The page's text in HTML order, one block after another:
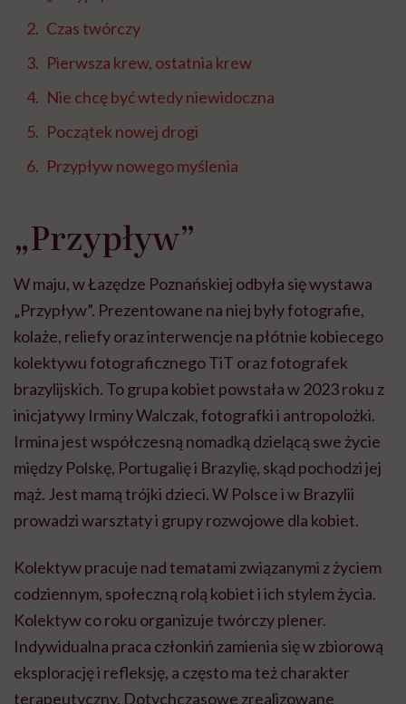
Czas twórczy
Pierwsza krew, ostatnia krew
Nie chcę być wtedy niewidoczna
Początek nowej drogi
Przypływ nowego myślenia
„Przypływ”
W maju, w Łazędze Poznańskiej odbyła się wystawa
„Przypływ”. Prezentowane na niej były fotografie,
kolaże, reliefy oraz interwencje na płótnie kobiecego
kolektywu fotograficznego TiT oraz fotografek
brazylijskich. To grupa kobiet powstała w 2023 roku z
inicjatywy Irminy Walczak, fotografki i antropolożki.
Irmina jest współczesną nomadką dzielącą swe życie
między Polskę, Portugalię i Brazylię, skąd pochodzi jej
mąż. Jest mamą trójki dzieci. W Polsce i w Brazylii
prowadzi warsztaty i grupy rozwojowe dla kobiet.
Kolektyw pracuje nad tematami związanymi z życiem
codziennym, społeczną rolą kobiet i ich stylem życia.
Kolektyw co roku organizuje twórczy plener.
Indywidualna praca członkiń zamienia się w zbiorową
eksplorację i refleksję, a często ma też charakter
terapeutyczny. Dotychczasowe zrealizowane